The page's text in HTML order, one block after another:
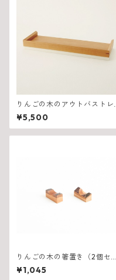
りんごの木のアウトバストレ
イ
¥5,500
りんごの木の箸置き（2個セッ
ト）
¥1,045